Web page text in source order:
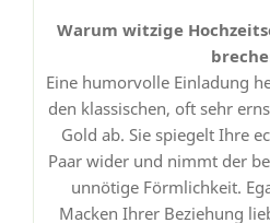
Warum witzige
Eine humorvolle Einladung
den klassischen, oft sehr
Gold ab. Sie spiegelt Ihre
Paar wider und nimmt der
unnötige Förmlichkeit.
Macken Ihrer Beziehung